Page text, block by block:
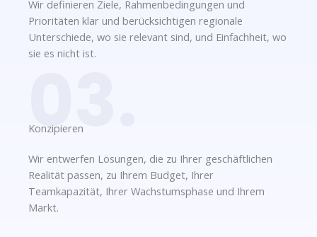
Wir definieren Ziele, Rahmenbedingungen und
Prioritäten klar und berücksichtigen regionale
Unterschiede, wo sie relevant sind, und Einfachheit, wo
sie es nicht ist.
03.
Konzipieren​
Wir entwerfen Lösungen, die zu Ihrer geschäftlichen
Realität passen, zu Ihrem Budget, Ihrer
Teamkapazität, Ihrer Wachstumsphase und Ihrem
Markt.